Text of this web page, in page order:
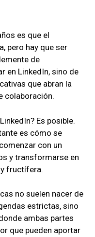
es que el
pero hay que ser
de
en LinkedIn, sino de
que abran la
colaboración.
Es posible.
es cómo se
con un
y transformarse en
fructífera.
no suelen nacer de
estrictas, sino
ambas partes
que pueden aportar